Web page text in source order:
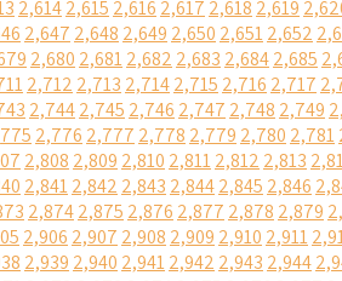
2,6142,615 2,616 2,617 2,618 2,619
2,647 2,648 2,649 2,650 2,6512,652
2,680 2,6812,682 2,683 2,6842,685
2,712 2,713 2,7142,715 2,716 2,717
2,7442,745 2,746 2,747 2,748 2,749
2,776 2,777 2,778 2,779 2,780 2,781
2,808 2,809 2,810 2,8112,812 2,813
2,8412,842 2,843 2,8442,845 2,846
2,8742,875 2,876 2,877 2,878 2,879
2,906 2,907 2,908 2,909 2,910 2,911
2,939 2,940 2,9412,942 2,943 2,944